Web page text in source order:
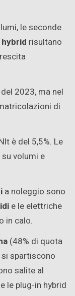
le seconde
risultano
2023, ma nel
di
è del 5,5%. Le
volumi e
a noleggio sono
e le elettriche
in calo.
(48% di quota
si spartiscono
salite al
le plug-in hybrid